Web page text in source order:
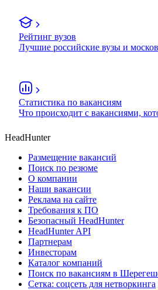
Рейтинг вузов
Лучшие российские вузы и
Статистика по вакансиям
Что происходит с вакансиями,
HeadHunter
Размещение вакансий
Поиск по резюме
О компании
Наши вакансии
Реклама на сайте
Требования к ПО
Безопасный HeadHunter
HeadHunter API
Партнерам
Инвесторам
Каталог компаний
Поиск по вакансиям в
Сетка: соцсеть для нетворкинга